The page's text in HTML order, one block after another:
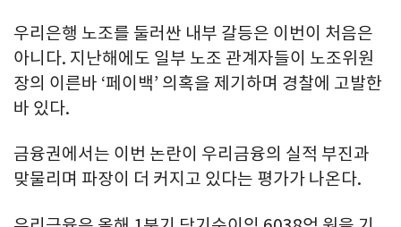
우리은행 노조를 둘러싼 내부 갈등은 이번이 처음은
아니다. 지난해에도 일부 노조 관계자들이 노조위원
장의 이른바 ‘페이백’ 의혹을 제기하며 경찰에 고발한
바 있다.
금융권에서는 이번 논란이 우리금융의 실적 부진과
맞물리며 파장이 더 커지고 있다는 평가가 나온다.